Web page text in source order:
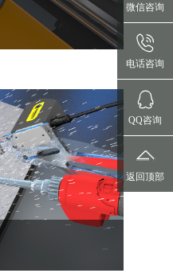
微信咨询
电话咨询
QQ咨询
返回顶部